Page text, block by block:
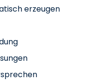
erzeugen